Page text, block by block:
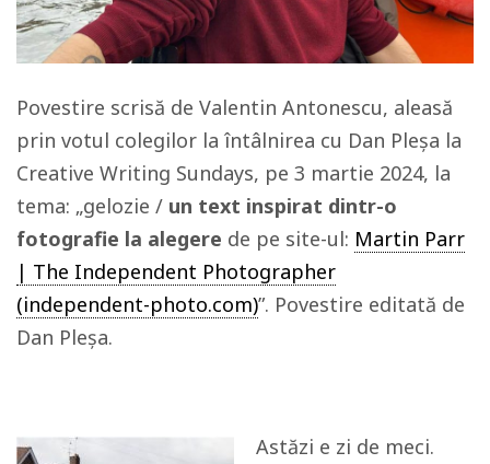
Povestire scrisă de Valentin Antonescu, aleasă
prin votul colegilor la întâlnirea cu Dan Pleșa la
Creative Writing Sundays, pe 3 martie 2024, la
tema: „gelozie / un text inspirat dintr-o
fotografie la alegere de pe site-ul: Martin Parr
| The Independent Photographer
(independent-photo.com)”. Povestire editată de
Dan Pleșa.
Astăzi e zi de meci.